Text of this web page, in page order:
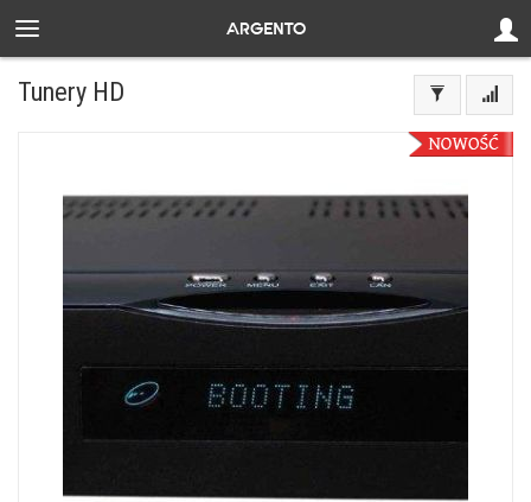
Tunery HD